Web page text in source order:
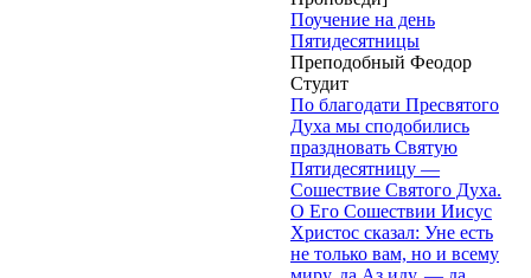
Поучение на день
Пятидесятницы
Преподобный Феодор
Студит
По благодати Пресвятого
Духа мы сподобились
праздновать Святую
Пятидесятницу —
Сошествие Святого Духа.
О Его Сошествии Иисус
Христос сказал: Уне есть
не только вам, но и всему